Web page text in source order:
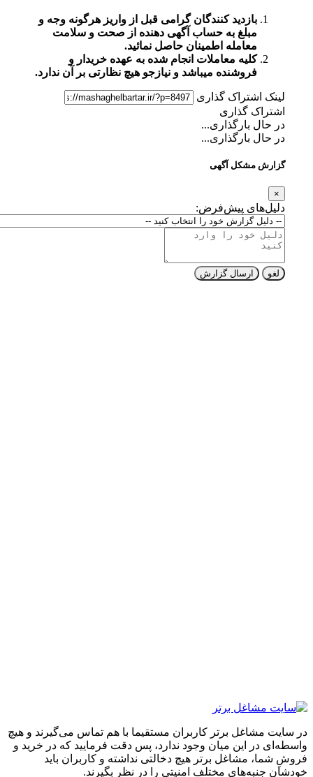
بازدید کنندگان گرامی قبل از واریز هرگونه وجه و
مبلغ به حساب آگهی دهنده از صحت و سلامت
معامله اطمینان حاصل نمائید.
کلیه معاملات انجام شده به عهده خریدار و
فروشنده میباشد و نیازجو هیچ نظارتی بر آن ندارد.
لینک اشتراک گذاری
اشتراک گذاری
در حال بارگذاری...
در حال بارگذاری...
گزارش مشکل آگهی
دلیل‌های پیش‌فرض:
ارسال گزارش
مشاغل برتر کاربران مستقیما با هم تماس می‌گیرند و هیچ
در این میان وجود ندارد، پس دقت فرمایید که در خرید و
شما، مشاغل برتر هیچ دخالتی نداشته و کاربران باید
جنبه‌های مختلف امنیتی را در نظر بگیرند.